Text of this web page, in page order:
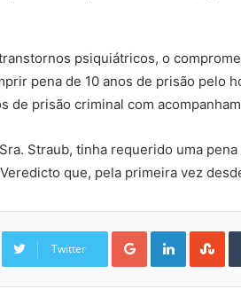
psiquiátricos, o
pena de 10 anos de prisão pelo
de prisão criminal com
Straub, tinha requerido uma
que, pela primeira vez
Twitter
Google+LinkedIn